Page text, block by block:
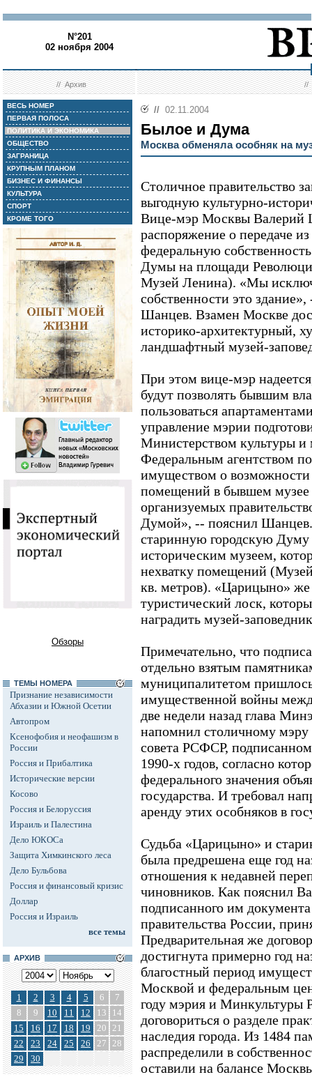
N°201
02 ноября 2004
//Архив //
ВЕСЬ НОМЕР
ПЕРВАЯ ПОЛОСА
ПОЛИТИКА И ЭКОНОМИКА
ОБЩЕСТВО
ЗАГРАНИЦА
КРУПНЫМ ПЛАНОМ
БИЗНЕС И ФИНАНСЫ
КУЛЬТУРА
СПОРТ
КРОМЕ ТОГО
Обзоры
ТЕМЫ НОМЕРА
Признание независимости
Абхазии и Южной Осетии
Автопром
Ксенофобия и неофашизм в
России
Россия и Прибалтика
Исторические версии
Косово
Россия и Белоруссия
Израиль и Палестина
Дело ЮКОСа
Защита Химкинского леса
Дело Бульбова
Россия и финансовый кризис
Доллар
Россия и Израиль
все темы
АРХИВ
1 2 3 4 5 6
7
8
9 10 11 12 13
14
15
16 17 18 19 20 21
22
23 24 25 26 27 28
29
30
// 02.11.2004
Былое и Дума
Москва обменяла особняк на
Столичное правительство
выгодную культурно-
Вице-мэр Москвы Валерий
распоряжение о передаче
федеральную
Думы на площади
Музей Ленина). «Мы
собственности это
Шанцев. Взамен Москве
историко-архитектурный,
ландшафтный музей-
При этом вице-мэр
будут позволять бывшим
пользоваться
управление мэрии
Министерством культуры
Федеральным агентством
имуществом о возможности
помещений в бывшем музее
организуемых
Думой», -- пояснил Шанцев.
старинную городскую Думу
историческим музеем,
нехватку помещений
кв. метров). «Царицыно» же
туристический лоск,
наградить музей-
Примечательно, что
отдельно взятым
муниципалитетом
имущественной войны
две недели назад глава
напомнил столичному мэру
совета РСФСР,
1990-х годов, согласно
федерального значения
государства. И требовал
аренду этих особняков в
Судьба «Царицыно» и
была предрешена еще год
отношения к недавней
чиновников. Как пояснил
подписанного им
правительства России,
Предварительная же
достигнута примерно год
благостный период
Москвой и федеральным
году мэрия и Минкультуры
договориться о разделе
наследия города. Из 1484
распределили в
оставили на балансе